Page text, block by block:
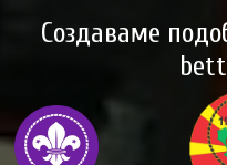
Создаваме